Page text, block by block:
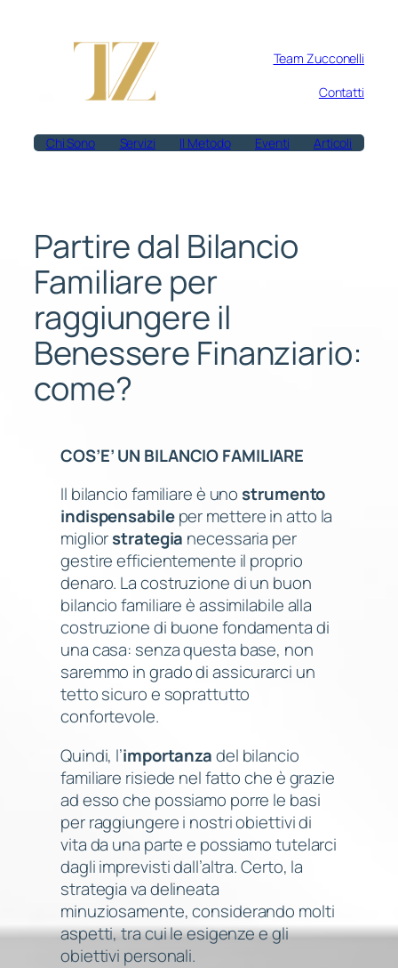
Team Zucconelli
Contatti
Chi Sono Servizi Il Metodo Eventi Articoli
Partire dal Bilancio
Familiare per
raggiungere il
Benessere Finanziario:
come?
COS’E’ UN BILANCIO FAMILIARE
Il bilancio familiare è uno strumento
indispensabileper mettere in atto la
migliorstrategia necessaria per
gestire efficientemente il proprio
denaro. La costruzione di un buon
bilancio familiare è assimilabile alla
costruzione di buone fondamenta di
una casa: senza questa base, non
saremmo in grado di assicurarci un
tetto sicuro e soprattutto
confortevole.
Quindi, l’importanzadel bilancio
familiare risiede nel fatto che è grazie
ad esso che possiamo porre le basi
per raggiungere i nostri obiettivi di
vita da una parte e possiamo tutelarci
dagli imprevisti dall’altra. Certo, la
strategia va delineata
minuziosamente, considerando molti
aspetti, tra cui le esigenze e gli
obiettivi personali.